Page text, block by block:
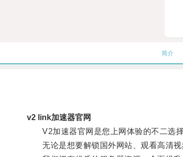
简介
v2 link加速器官网
V2加速器官网是您上网体验的不二选择
无论是想要解锁国外网站、观看高清视